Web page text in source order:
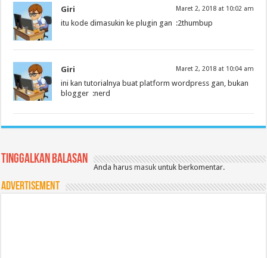
Giri Maret 2, 2018 at 10:02 am
itu kode dimasukin ke plugin gan :2thumbup
Giri Maret 2, 2018 at 10:04 am
ini kan tutorialnya buat platform wordpress gan, bukan
blogger :nerd
Tinggalkan Balasan
Anda harusmasuk untuk berkomentar.
Advertisement